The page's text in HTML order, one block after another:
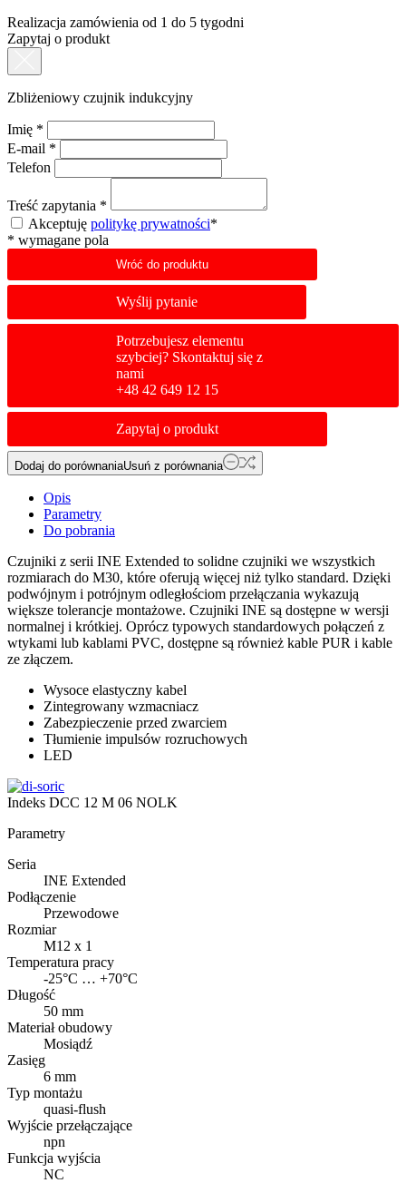
Realizacja zamówienia od 1 do 5 tygodni
Zapytaj o produkt
Zbliżeniowy czujnik indukcyjny
Imię *
E-mail *
Telefon
Treść zapytania *
Akceptuję politykę prywatności*
* wymagane pola
Wróć do produktu
Wyślij pytanie
Potrzebujesz elementu
szybciej? Skontaktuj się z
nami
+48 42 649 12 15
Zapytaj o produkt
Dodaj do porównaniaUsuń z porównania
Opis
Parametry
Do pobrania
Czujniki z serii INE Extended to solidne czujniki we wszystkich
rozmiarach do M30, które oferują więcej niż tylko standard. Dzięki
podwójnym i potrójnym odległościom przełączania wykazują
większe tolerancje montażowe. Czujniki INE są dostępne w wersji
normalnej i krótkiej. Oprócz typowych standardowych połączeń z
wtykami lub kablami PVC, dostępne są również kable PUR i kable
ze złączem.
Wysoce elastyczny kabel
Zintegrowany wzmacniacz
Zabezpieczenie przed zwarciem
Tłumienie impulsów rozruchowych
LED
Indeks DCC 12 M 06 NOLK
Parametry
Seria
INE Extended
Podłączenie
Przewodowe
Rozmiar
M12 x 1
Temperatura pracy
-25°C … +70°C
Długość
50 mm
Materiał obudowy
Mosiądź
Zasięg
6 mm
Typ montażu
quasi-flush
Wyjście przełączające
npn
Funkcja wyjścia
NC